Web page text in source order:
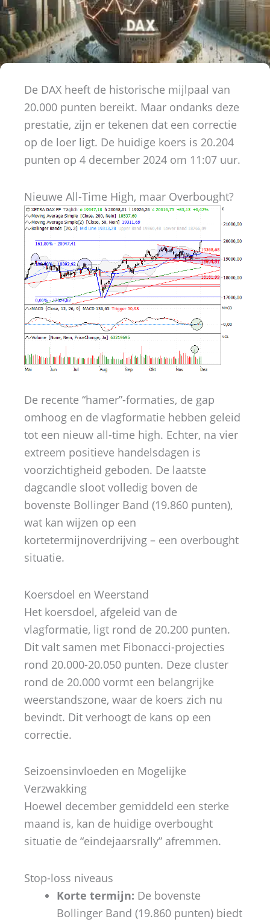
De DAX heeft de historische mijlpaal van
20.000 punten bereikt. Maar ondanks deze
prestatie, zijn er tekenen dat een correctie
op de loer ligt. De huidige koers is 20.204
punten op 4 december 2024 om 11:07 uur.
Nieuwe All-Time High, maar Overbought?
De recente “hamer”-formaties, de gap
omhoog en de vlagformatie hebben geleid
tot een nieuw all-time high. Echter, na vier
extreem positieve handelsdagen is
voorzichtigheid geboden. De laatste
dagcandle sloot volledig boven de
bovenste Bollinger Band (19.860 punten),
wat kan wijzen op een
kortetermijnoverdrijving – een overbought
situatie.
Koersdoel en Weerstand
Het koersdoel, afgeleid van de
vlagformatie, ligt rond de 20.200 punten.
Dit valt samen met Fibonacci-projecties
rond 20.000-20.050 punten. Deze cluster
rond de 20.000 vormt een belangrijke
weerstandszone, waar de koers zich nu
bevindt. Dit verhoogt de kans op een
correctie.
Seizoensinvloeden en Mogelijke
Verzwakking
Hoewel december gemiddeld een sterke
maand is, kan de huidige overbought
situatie de “eindejaarsrally” afremmen.
Stop-loss niveaus
Korte termijn: De bovenste
Bollinger Band (19.860 punten) biedt